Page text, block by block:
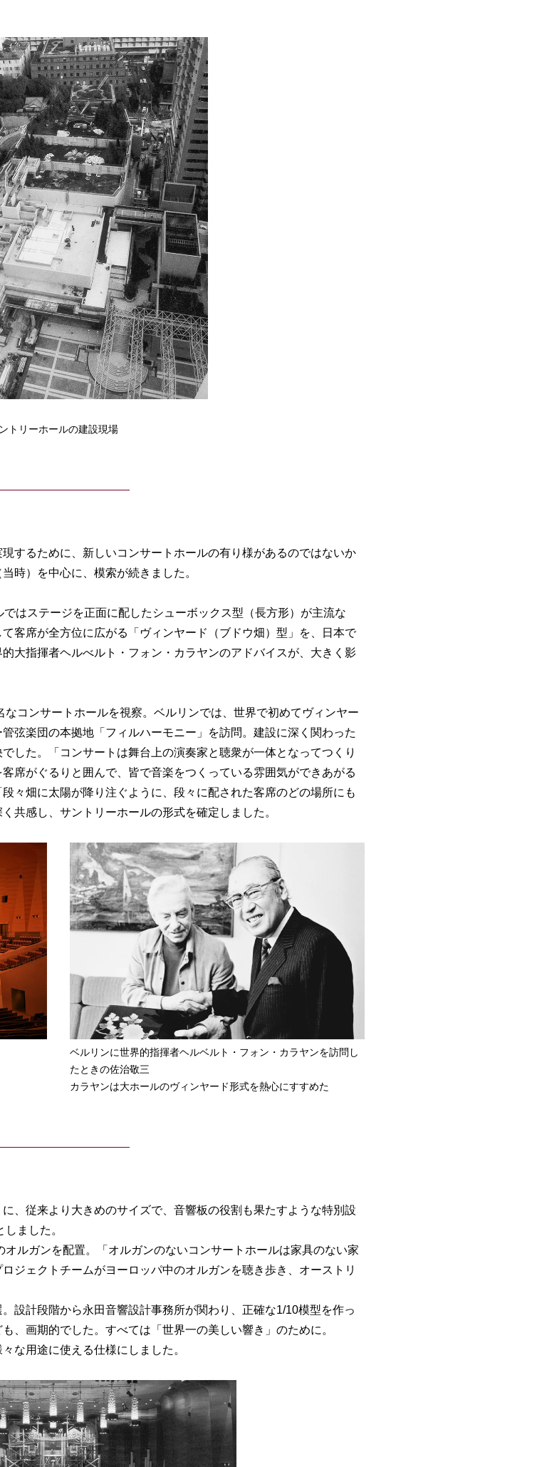
トリーホールの建設現場
するために、新しいコンサートホールの有り様があるのではないか
時）を中心に、模索が続きました。
はステージを正面に配したシューボックス型（長方形）が主流な
客席が全方位に広がる「ヴィンヤード（ブドウ畑）型」を、日本で
大指揮者ヘルべルト・フォン・カラヤンのアドバイスが、大きく影
コンサートホールを視察。ベルリンでは、世界で初めてヴィンヤー
弦楽団の本拠地「フィルハーモニー」を訪問。建設に深く関わった
した。「コンサートは舞台上の演奏家と聴衆が一体となってつくり
席がぐるりと囲んで、皆で音楽をつくっている雰囲気ができあがる
々畑に太陽が降り注ぐように、段々に配された客席のどの場所にも
共感し、サントリーホールの形式を確定しました。
ベルリンに世界的指揮者ヘルベルト・フォン・カラヤンを訪問し
たときの佐治敬三
カラヤンは大ホールのヴィンヤード形式を熱心にすすめた
、従来より大きめのサイズで、音響板の役割も果たすような特別設
ました。
ルガンを配置。「オルガンのないコンサートホールは家具のない家
ジェクトチームがヨーロッパ中のオルガンを聴き歩き、オーストリ
設計段階から永田音響設計事務所が関わり、正確な1/10模型を作っ
、画期的でした。すべては「世界一の美しい響き」のために。
な用途に使える仕様にしました。